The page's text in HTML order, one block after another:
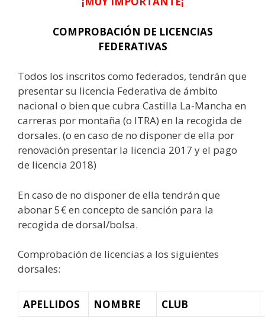
COMPROBACIÓN DE LICENCIAS
FEDERATIVAS
Todos los inscritos como federados, tendrán que
presentar su licencia Federativa de ámbito
nacional o bien que cubra Castilla La-Mancha en
carreras por montaña (o ITRA) en la recogida de
dorsales. (o en caso de no disponer de ella por
renovación presentar la licencia 2017 y el pago
de licencia 2018)
En caso de no disponer de ella tendrán que
abonar 5€ en concepto de sanción para la
recogida de dorsal/bolsa.
Comprobación de licencias a los siguientes
dorsales:
APELLIDOS NOMBRE
CLUB